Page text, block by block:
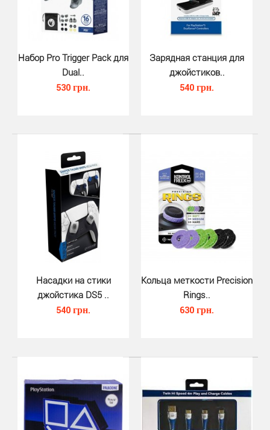
Насадки на стики джойстика Dual..
Насадки на стики джойстика DualSense Silicone Thumb
Grips Medium and Tall на PS5 от Piranha - прочны..
Блокнот Playstation 1 A5 Premiu..
370 грн.
Набор Pro Trigger Pack для
Dual..
530 грн.
Зарядная станция для
джойстиков..
540 грн.
Насадки на стики
джойстика DS5 ..
540 грн.
Кольца меткости Precision
Rings..
630 грн.